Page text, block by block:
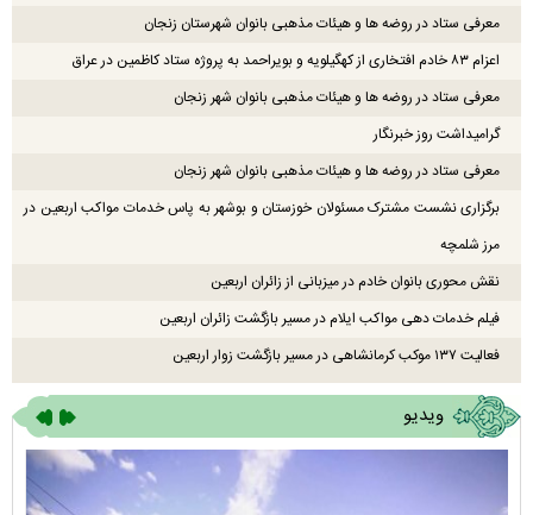
معرفی ستاد در روضه ها و هیئات مذهبی بانوان شهرستان زنجان
اعزام ۸۳ خادم افتخاری از کهگیلویه و بویراحمد به پروژه ستاد کاظمین در عراق
معرفی ستاد در روضه ها و هیئات مذهبی بانوان شهر زنجان
گرامیداشت روز خبرنگار
معرفی ستاد در روضه ها و هیئات مذهبی بانوان شهر زنجان
برگزاری نشست مشترک مسئولان خوزستان و بوشهر به پاس خدمات مواکب اربعین در
مرز شلمچه
نقش محوری بانوان خادم در میزبانی از زائران اربعین
فیلم خدمات دهی مواکب ایلام در مسیر بازگشت زائران اربعین
فعالیت ۱۳۷ موکب کرمانشاهی در مسیر بازگشت زوار اربعین
ویدیو